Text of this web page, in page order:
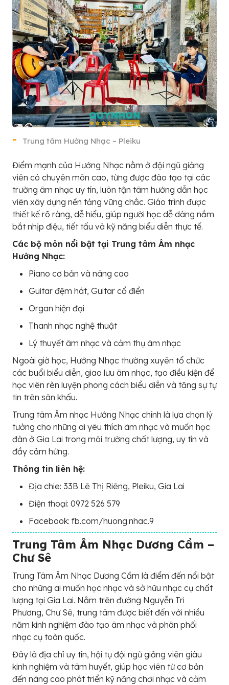
Trung tâm Hướng Nhạc – Pleiku
Điểm mạnh của Hướng Nhạc nằm ở đội ngũ giảng
viên có chuyên môn cao, từng được đào tạo tại các
trường âm nhạc uy tín, luôn tận tâm hướng dẫn học
viên xây dựng nền tảng vững chắc. Giáo trình được
thiết kế rõ ràng, dễ hiểu, giúp người học dễ dàng nắm
bắt nhịp điệu, tiết tấu và kỹ năng biểu diễn thực tế.
Các bộ môn nổi bật tại Trung tâm Âm nhạc
Hướng Nhạc:
Piano cơ bản và nâng cao
Guitar đệm hát, Guitar cổ điển
Organ hiện đại
Thanh nhạc nghệ thuật
Lý thuyết âm nhạc và cảm thụ âm nhạc
Ngoài giờ học, Hướng Nhạc thường xuyên tổ chức
các buổi biểu diễn, giao lưu âm nhạc, tạo điều kiện để
học viên rèn luyện phong cách biểu diễn và tăng sự tự
tin trên sân khấu.
Trung tâm Âm nhạc Hướng Nhạc chính là lựa chọn lý
tưởng cho những ai yêu thích âm nhạc và muốn học
đàn ở Gia Lai trong môi trường chất lượng, uy tín và
đầy cảm hứng.
Thông tin liên hệ:
Địa chie: 33B Lê Thị Riêng, Pleiku, Gia Lai
Điện thoại: 0972 526 579
Facebook: fb.com/huong.nhac.9
Trung Tâm Âm Nhạc Dương Cầm –
Chư Sê
Trung Tâm Âm Nhạc Dương Cầm là điểm đến nổi bật
cho những ai muốn học nhạc và sở hữu nhạc cụ chất
lượng tại Gia Lai. Nằm trên đường Nguyễn Tri
Phương, Chư Sê, trung tâm được biết đến với nhiều
năm kinh nghiệm đào tạo âm nhạc và phân phối
nhạc cụ toàn quốc.
Đây là địa chỉ uy tín, hội tụ đội ngũ giảng viên giàu
kinh nghiệm và tâm huyết, giúp học viên từ cơ bản
đến nâng cao phát triển kỹ năng chơi nhạc và cảm